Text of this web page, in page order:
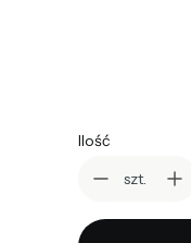
Ilość
szt.